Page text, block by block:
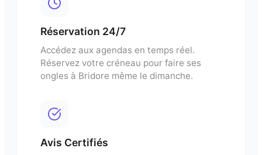
Réservation 24/7
Accédez aux agendas en temps réel.
Réservez votre créneau pour faire ses
ongles à Bridore même le dimanche.
Avis Certifiés